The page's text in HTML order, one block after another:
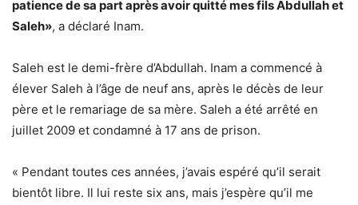
patience de sa part après avoir quitté mes fils Abdullah et
Saleh», a déclaré Inam.
Saleh est le demi-frère d’Abdullah. Inam a commencé à
élever Saleh à l’âge de neuf ans, après le décès de leur
père et le remariage de sa mère. Saleh a été arrêté en
juillet 2009 et condamné à 17 ans de prison.
« Pendant toutes ces années, j’avais espéré qu’il serait
bientôt libre. Il lui reste six ans, mais j’espère qu’il me